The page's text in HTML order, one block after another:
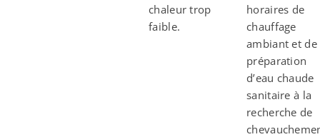
chaleur trop
faible.
horaires de
chauffage
ambiant et de
préparation
d’eau chaude
sanitaire à la
recherche de